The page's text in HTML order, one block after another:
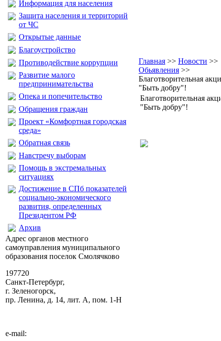
Информация для населения
Защита населения и территорий
от ЧС
Открытые данные
Благоустройство
Противодействие коррупции
Развитие малого
предпринимательства
Опека и попечительство
Обращения граждан
Проект «Комфортная городская
среда»
Обратная связь
Навстречу выборам
Помощь в экстремальных
ситуациях
Достижение в СПб показателей
социально-экономического
развития, определенных
Президентом РФ
Архив
Адрес органов местного
самоуправления муниципального
образования поселок Смолячково
197720
Санкт-Петербург,
г. Зеленогорск,
пр. Ленина, д. 14, лит. А, пом. 1-Н
e-mail:
Главная >> Новости >>
Обьявления >>
Благотворительная
"Быть добру"!
Благотворительная
"Быть добру"!